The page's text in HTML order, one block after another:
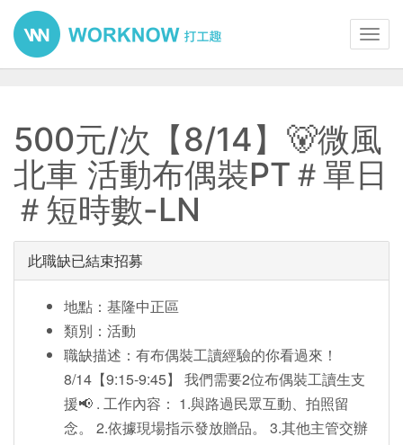
500元/次【8/14】🐻微風
北車 活動布偶裝PT＃單日
＃短時數-LN
此職缺已結束招募
地點：基隆中正區
類別：活動
職缺描述：有布偶裝工讀經驗的你看過來！
8/14【9:15-9:45】 我們需要2位布偶裝工讀生支
援📢 . 工作內容： 1.與路過民眾互動、拍照留
念。 2.依據現場指示發放贈品。 3.其他主管交辦